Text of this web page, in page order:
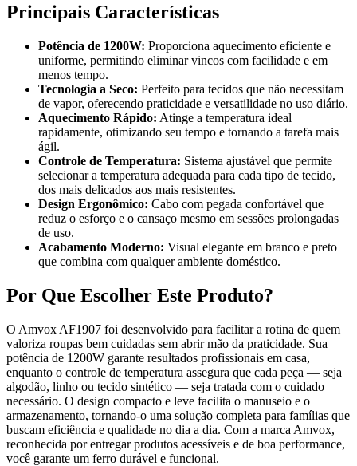
Principais Características
Potência de 1200W: Proporciona aquecimento eficiente e
uniforme, permitindo eliminar vincos com facilidade e em
menos tempo.
Tecnologia a Seco: Perfeito para tecidos que não necessitam
de vapor, oferecendo praticidade e versatilidade no uso diário.
Aquecimento Rápido: Atinge a temperatura ideal
rapidamente, otimizando seu tempo e tornando a tarefa mais
ágil.
Controle de Temperatura: Sistema ajustável que permite
selecionar a temperatura adequada para cada tipo de tecido,
dos mais delicados aos mais resistentes.
Design Ergonômico: Cabo com pegada confortável que
reduz o esforço e o cansaço mesmo em sessões prolongadas
de uso.
Acabamento Moderno: Visual elegante em branco e preto
que combina com qualquer ambiente doméstico.
Por Que Escolher Este Produto?
O Amvox AF1907 foi desenvolvido para facilitar a rotina de quem
valoriza roupas bem cuidadas sem abrir mão da praticidade. Sua
potência de 1200W garante resultados profissionais em casa,
enquanto o controle de temperatura assegura que cada peça — seja
algodão, linho ou tecido sintético — seja tratada com o cuidado
necessário. O design compacto e leve facilita o manuseio e o
armazenamento, tornando-o uma solução completa para famílias que
buscam eficiência e qualidade no dia a dia. Com a marca Amvox,
reconhecida por entregar produtos acessíveis e de boa performance,
você garante um ferro durável e funcional.